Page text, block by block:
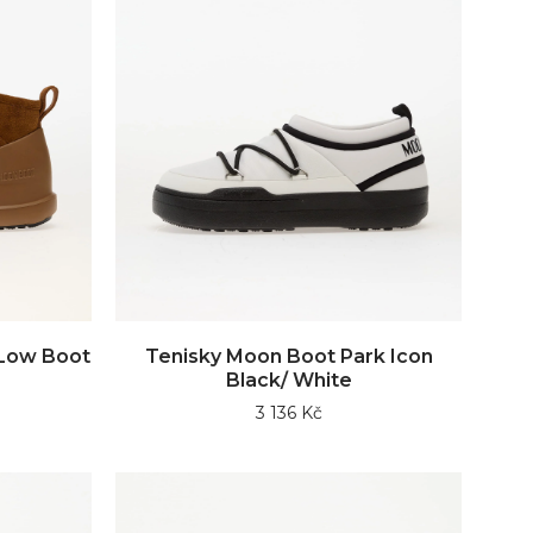
Boot
Tenisky Moon Boot Park Icon
Black/ White
3 136 Kč